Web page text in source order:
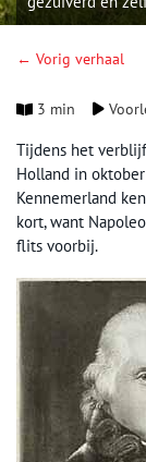
← Vorig verhaal
3 min
Tijdens het
Holland in
Kennemerland
kort, want
flits voorbij.